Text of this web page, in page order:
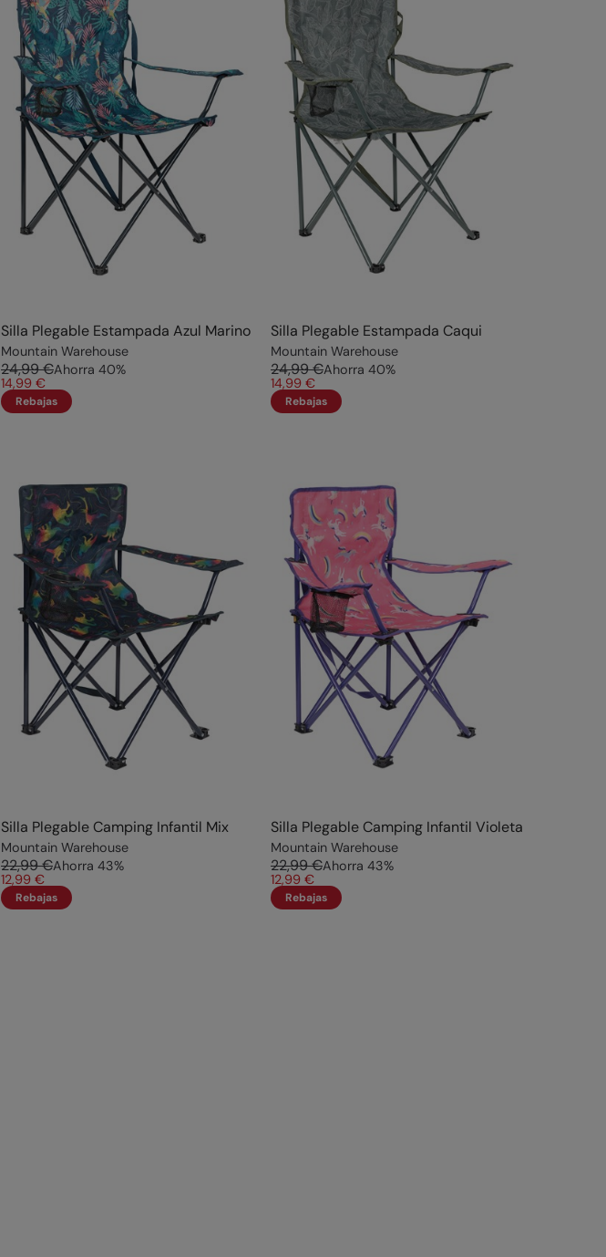
Silla Plegable Estampada Azul Marino
Mountain Warehouse
24,99 €Ahorra 40%
14,99 €
Rebajas
Silla Plegable Estampada Caqui
Mountain Warehouse
24,99 €Ahorra 40%
14,99 €
Rebajas
Silla Plegable Camping Infantil Mix
Mountain Warehouse
22,99 €Ahorra 43%
12,99 €
Rebajas
Silla Plegable Camping Infantil Violeta
Mountain Warehouse
22,99 €Ahorra 43%
12,99 €
Rebajas